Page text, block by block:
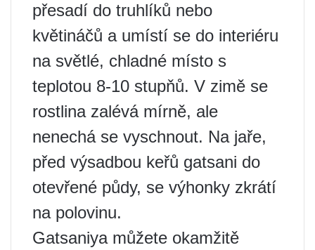
přesadí do truhlíků nebo
květináčů a umístí se do interiéru
na světlé, chladné místo s
teplotou 8-10 stupňů. V zimě se
rostlina zalévá mírně, ale
nenechá se vyschnout. Na jaře,
před výsadbou keřů gatsani do
otevřené půdy, se výhonky zkrátí
na polovinu.
Gatsaniya můžete okamžitě